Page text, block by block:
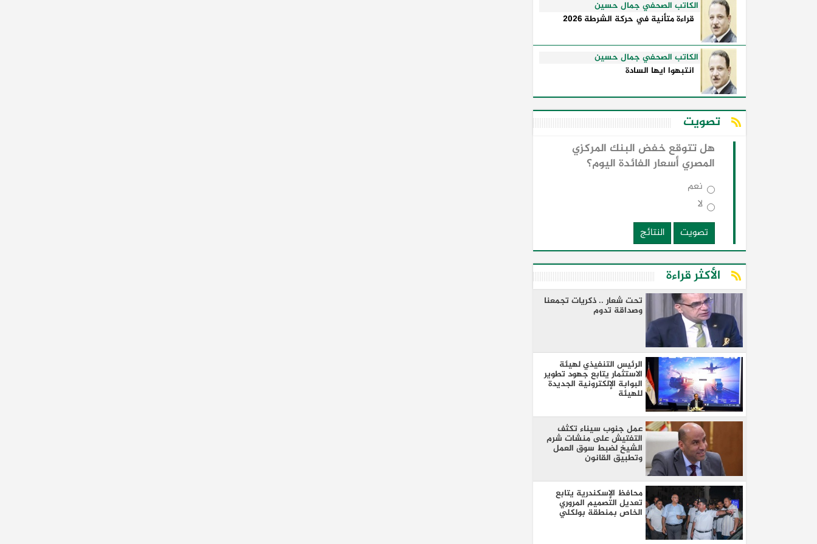
الكاتب الصحفي جمال حسين
قراءة متأنية في حركة الشرطة 2026
الكاتب الصحفي جمال حسين
انتبهوا ايها السادة
تصويت
هل تتوقع خفض البنك المركزي
المصري أسعار الفائدة اليوم؟
نعم
لا
تصويت
النتائج
الأكثر قراءة
تحت شعار .. ذكريات تجمعنا
وصداقة تدوم
الرئيس التنفيذي لهيئة
الاستثمار يتابع جهود تطوير
البوابة الإلكترونية الجديدة
للهيئة
عمل جنوب سيناء تكثف
التفتيش على منشات شرم
الشيخ لضبط سوق العمل
وتطبيق القانون
محافظ الإسكندرية يتابع
تعديل التصميم المروري
الخاص بمنطقة بولكلي